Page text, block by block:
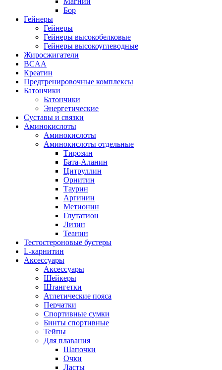
Бор
Гейнеры
Гейнеры
Гейнеры высокобелковые
Гейнеры высокоуглеводные
Жиросжигатели
BCAA
Креатин
Предтренировочные комплексы
Батончики
Батончики
Энергетические
Суставы и связки
Аминокислоты
Аминокислоты
Аминокислоты отдельные
Тирозин
Бата-Аланин
Цитруллин
Орнитин
Таурин
Аргинин
Метионин
Глутатион
Лизин
Теанин
Тестостероновые бустеры
L-карнитин
Аксессуары
Аксессуары
Шейкеры
Штангетки
Атлетические пояса
Перчатки
Спортивные сумки
Бинты спортивные
Тейпы
Для плавания
Шапочки
Очки
Ласты